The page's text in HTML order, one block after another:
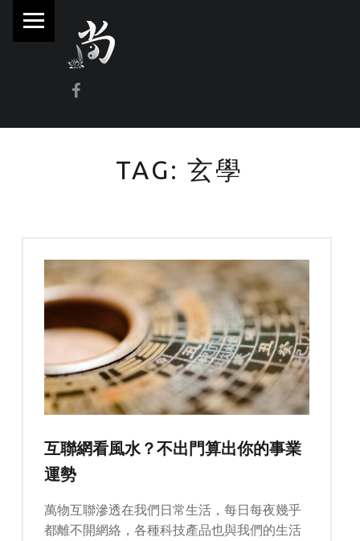
尚
門
甲
理
林師傅(Sammy Lam) 玄學顧問-奇門遁甲流年問事、增運、調整風水
Facebook
TAG:玄學
互聯網看風水？不出門算出你的事業
運勢
萬物互聯滲透在我們日常生活，每日每夜幾乎
都離不開網絡，各種科技產品也與我們的生活